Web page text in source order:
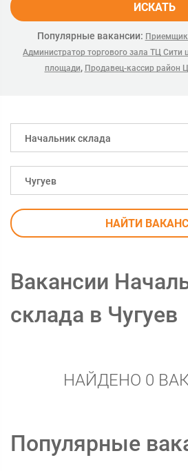
ИСКАТЬ
Популярные вакансии: Приемщик
Администратор торгового зала ТЦ Сити
площади, Продавец-кассир район
Начальник склада
Чугуев
НАЙТИ
Вакансии
склада в Чугуев
НАЙДЕНО 0
Популярные